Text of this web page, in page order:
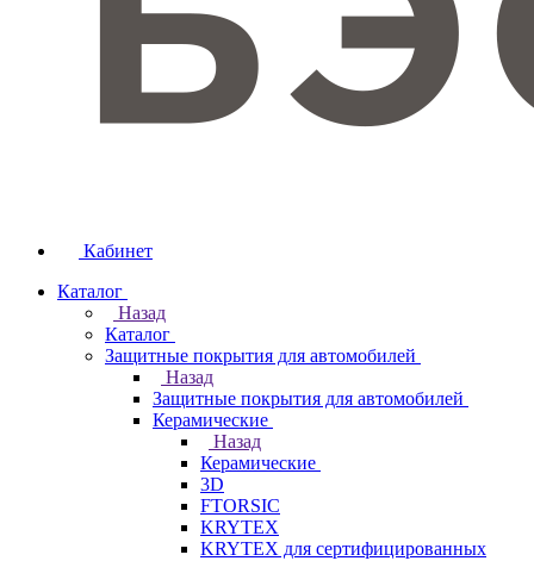
Кабинет
Каталог
Назад
Каталог
Защитные покрытия для автомобилей
Назад
Защитные покрытия для автомобилей
Керамические
Назад
Керамические
3D
FTORSIC
KRYTEX
KRYTEX для сертифицированных